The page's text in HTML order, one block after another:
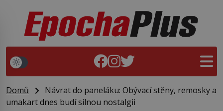
Domů
Návrat do paneláku: Obývací stěny, remosky a
umakart dnes budí silnou nostalgii